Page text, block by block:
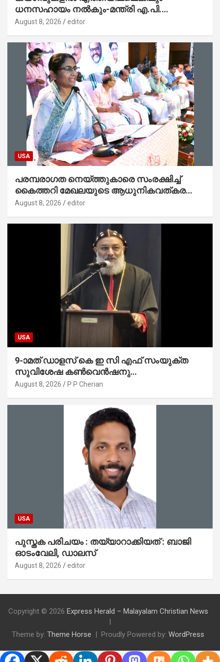
ധനസഹായം നൽകും-മന്ത്രി എ.പി.
അനിൽകുമാർ
August 8, 2026 editor
USA
പരമ്പരാഗത നെയ്ത്തുകാരെ സംരക്ഷിച്ച്
കൈത്തറി മേഖലയുടെ ആധുനികവത്കരണം
സാധ്യമാക്കും : ഡെപ്യൂട്ടി സ്പീക്കർ
August 8, 2026 editor
USA
9-ാമത് ഡാളസ് കെ ഇ സി എഫ് സംയുക്ത
സുവിശേഷ കൺവെൻഷനു
പ്രാർത്ഥനാനിർഭരമായ തുടക്കം
August 8, 2026 P P Cherian
USA
പുസ്തക പരിചയം : തയ്യാറാക്കിയത് : ബാജി
ഓടംവേലി, ഡാലസ്
August 8, 2026 editor
Copyright © 2026 Express Herald – Malayalam Christian News
Theme by: Theme Horse Proudly Powered by: WordPress